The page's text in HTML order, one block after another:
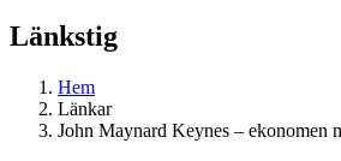
Länkstig
Hem
Länkar
John Maynard Keynes – ekonomen